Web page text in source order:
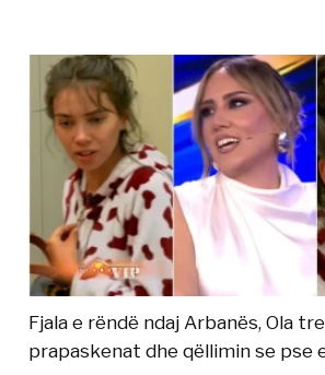
Fjala e rëndë ndaj Arbanës, Ola
prapaskenat dhe qëllimin se pse